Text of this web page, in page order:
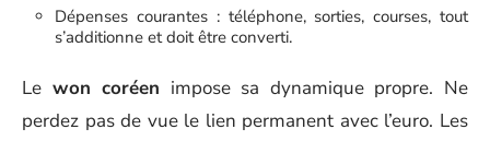
Dépenses courantes : téléphone, sorties, courses, tout
s’additionne et doit être converti.
Le won coréen impose sa dynamique propre. Ne
perdez pas de vue le lien permanent avec l’euro. Les